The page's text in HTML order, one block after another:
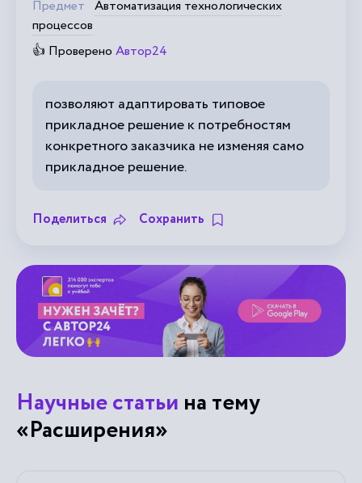
Предмет Автоматизация технологических
процессов
👍 Проверено Автор24
позволяют адаптировать типовое
прикладное решение к потребностям
конкретного заказчика не изменяя само
прикладное решение.
Поделиться Сохранить
Научные статьи на тему
«Расширения»